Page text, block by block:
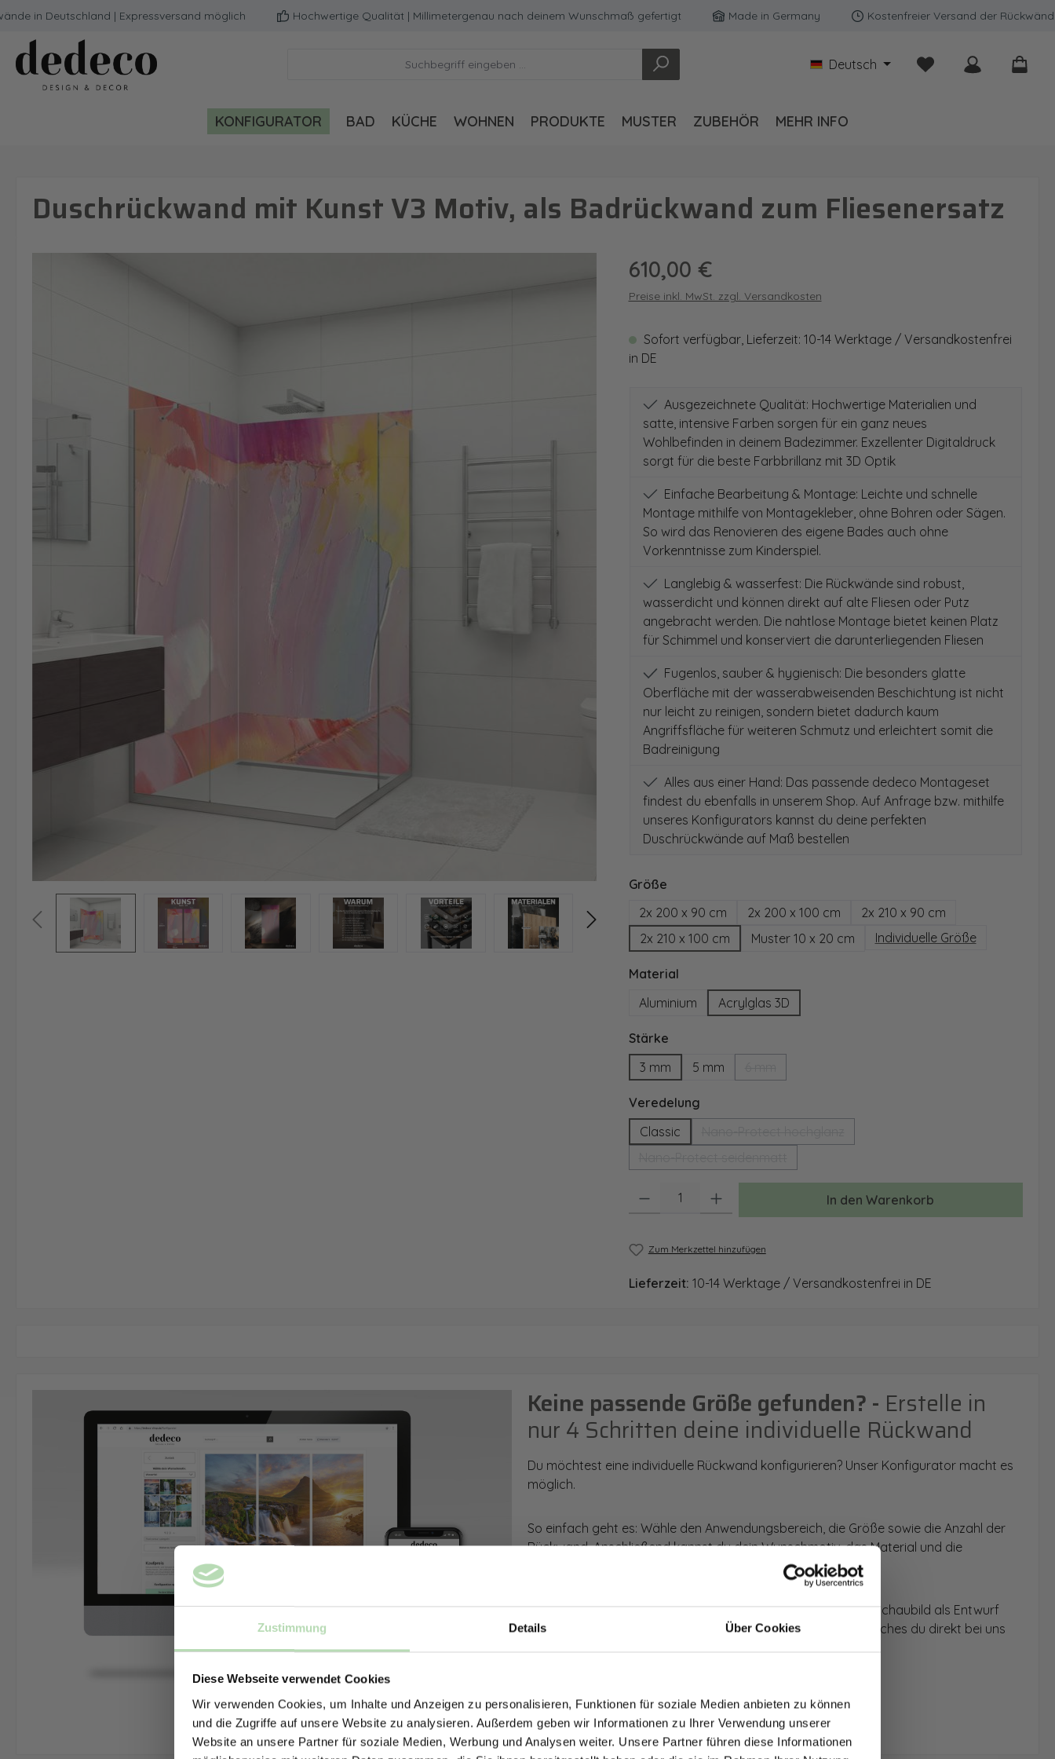
Zustimmung Details Über Cookies
Diese Webseite verwendet Cookies
Wir verwenden Cookies, um Inhalte und Anzeigen zu personalisieren, Funktionen für soziale Medien anbieten zu können
und die Zugriffe auf unsere Website zu analysieren. Außerdem geben wir Informationen zu Ihrer Verwendung unserer
Website an unsere Partner für soziale Medien, Werbung und Analysen weiter. Unsere Partner führen diese Informationen
Hauptinhalt springen
Zur Suche springen
Zur Hauptnavigation springen
Deutschland | Expressversand möglich Hochwertige Qualität | Millimetergenau nach deinem Wunschmaß gefertigt Made in Germany Kostenfreier Versand der Rückwände
Deutsch Du hast 0 Produkte
KONFIGURATOR BAD KÜCHE WOHNEN PRODUKTE MUSTER ZUBEHÖR MEHR INFO
Duschrückwand mit Kunst V3 Motiv, als Badrückwand zum Fliesenersatz
Regulärer Preis:
610,00 €
Preise inkl. MwSt. zzgl. Versandkosten
Sofort verfügbar, Lieferzeit: 10-14 Werktage / Versandkostenfrei
in DE
Ausgezeichnete Qualität: Hochwertige Materialien und
satte, intensive Farben sorgen für ein ganz neues
Wohlbefinden in deinem Badezimmer. Exzellenter Digitaldruck
sorgt für die beste Farbbrillanz mit 3D Optik
Einfache Bearbeitung & Montage: Leichte und schnelle
Montage mithilfe von Montagekleber, ohne Bohren oder Sägen.
So wird das Renovieren des eigene Bades auch ohne
Vorkenntnisse zum Kinderspiel.
Langlebig & wasserfest: Die Rückwände sind robust,
wasserdicht und können direkt auf alte Fliesen oder Putz
angebracht werden. Die nahtlose Montage bietet keinen Platz
für Schimmel und konserviert die darunterliegenden Fliesen
Fugenlos, sauber & hygienisch: Die besonders glatte
Oberfläche mit der wasserabweisenden Beschichtung ist nicht
nur leicht zu reinigen, sondern bietet dadurch kaum
Angriffsfläche für weiteren Schmutz und erleichtert somit die
Badreinigung
Alles aus einer Hand: Das passende dedeco Montageset
findest du ebenfalls in unserem Shop. Auf Anfrage bzw. mithilfe
unseres Konfigurators kannst du deine perfekten
Duschrückwände auf Maß bestellen
Größeauswählen
2x 200 x 90 cm
2x 200 x 100 cm
2x 210 x 90 cm
2x 210 x 100 cm
Muster 10 x 20 cm Individuelle Größe
Materialauswählen
Aluminium
Acrylglas 3D
Stärkeauswählen
3 mm
5 mm
Veredelungauswählen
Classic
(Diese Option ist zurzeit nicht verfügbar.)
Produkt Anzahl: Gib den gewünschten Wert ein oder benutze die Schaltflächen
In den Warenkorb
Zum Merkzettel hinzufügen
Lieferzeit: 10-14 Werktage / Versandkostenfrei in DE
Keine passende Größe gefunden? - Erstelle in
nur 4 Schritten deine individuelle Rückwand
Du möchtest eine individuelle Rückwand konfigurieren? Unser Konfigurator macht es
möglich.
So einfach geht es: Wähle den Anwendungsbereich, die Größe sowie die Anzahl der
Rückwand. Anschließend kannst du dein Wunschmotiv, das Material und die
Mithilfe unseres Konfigurators werden dir die Rückwände im Schaubild als Entwurf
dargestellt. Parallel erhältst du dein individuelles Angebot, welches du direkt bei uns
bestellen kannst.
Zum Konfigurator
Jetzt zum Newsletter anmelden.